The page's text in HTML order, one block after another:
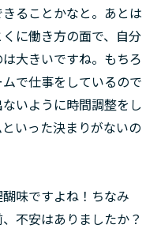
ることかなと。あとは
に働き方の面で、自分
大きいですね。もちろ
で仕事をしているので
いように時間調整をし
いった決まりがないの
味ですよね！ちなみ
不安はありましたか？